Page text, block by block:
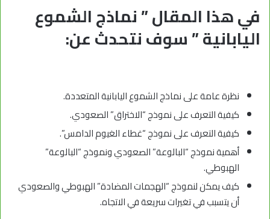
في هذا المقال ” نماذج الشموع
اليابانية ” سوف نتحدث عن:
نظرة عامة على نماذج الشموع اليابانية المتعددة.
كيفية التعرف على نموذج “الاختراق” الصعودي.
كيفية التعرف على نموذج “غطاء الغيوم الدامس”.
أهمية نموذج “البالوعة” الصعودي ونموذج “البالوعة”
الهبوطي.
كيف يمكن لنموذج “الهجمات المضادة” الهبوطي والصعودي
أن يتسبب في تغيرات سريعة في الاتجاه.